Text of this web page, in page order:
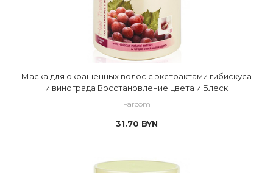
Маска для окрашенных волос с экстрактами гибискуса
и винограда Восстановление цвета и Блеск
Farcom
31.70 BYN